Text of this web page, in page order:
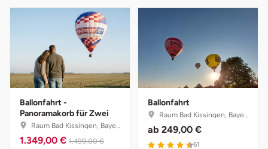
Ballonfahrt -
Panoramakorb für Zwei
Raum Bad Kissingen, Bayern
1.349,00 € 1.499,00 €
Ballonfahrt
Raum Bad Kissingen, Bayern
ab 249,00 €
61
Tegernsee
Teltow-Fläming
Trier
Uckermark